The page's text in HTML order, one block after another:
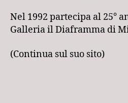
Nel 1992 partecipa al 25°
Galleria il Diaframma di
(Continua sul suo sito)